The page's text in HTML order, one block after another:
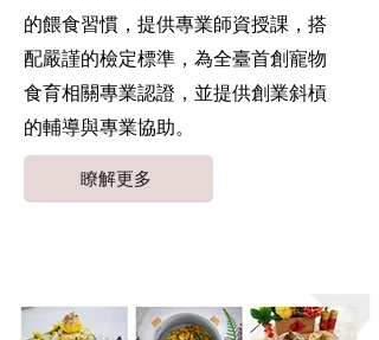
的餵食習慣，提供專業師資授課，搭
配嚴謹的檢定標準，為全臺首創寵物
食育相關專業認證，並提供創業斜槓
的輔導與專業協助。
瞭解更多